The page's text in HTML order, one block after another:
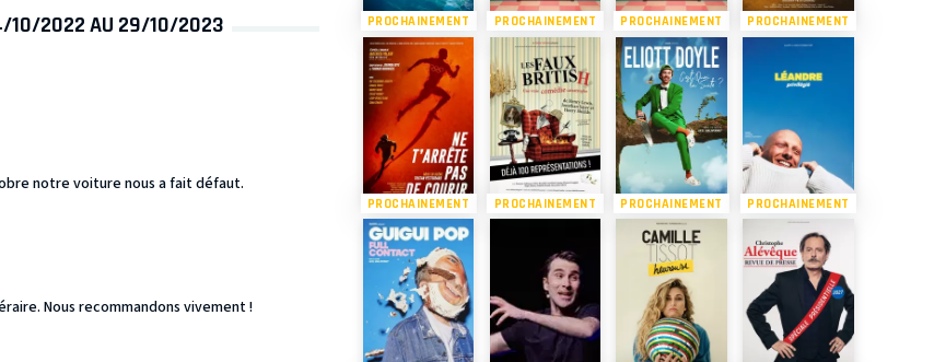
14/10/2022 AU 29/10/2023
notre voiture nous a fait défaut.
Nous recommandons vivement !
PROCHAINEMENT PROCHAINEMENT PROCHAINEMENT PROCHAINEMENT
PROCHAINEMENT PROCHAINEMENT PROCHAINEMENT PROCHAINEMENT